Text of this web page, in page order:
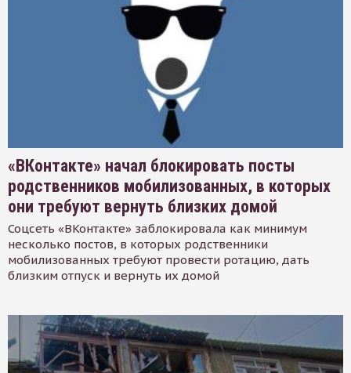
«ВКонтакте» начал блокировать посты
родственников мобилизованных, в которых
они требуют вернуть близких домой
Соцсеть «ВКонтакте» заблокировала как минимум
несколько постов, в которых родственники
мобилизованных требуют провести ротацию, дать
близким отпуск и вернуть их домой